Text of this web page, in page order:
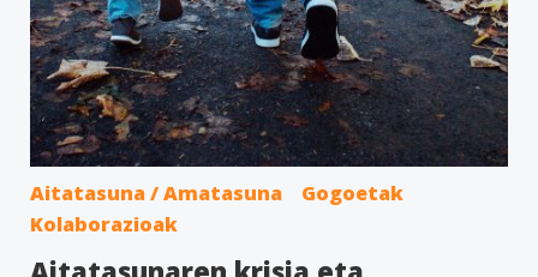
Aitatasuna / Amatasuna
Gogoetak
Kolaborazioak